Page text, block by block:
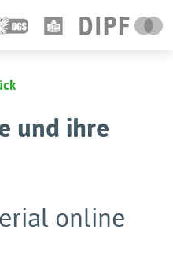
und ihre
online